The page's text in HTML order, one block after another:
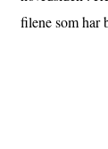
filene som har